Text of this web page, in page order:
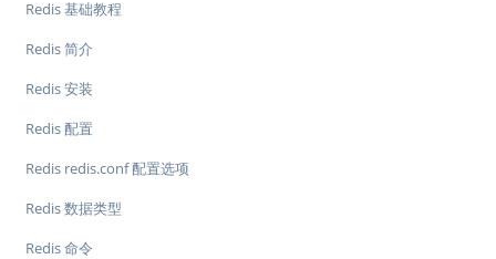
Redis 基础教程
Redis 简介
Redis 安装
Redis 配置
Redis redis.conf 配置选项
Redis 数据类型
Redis 命令